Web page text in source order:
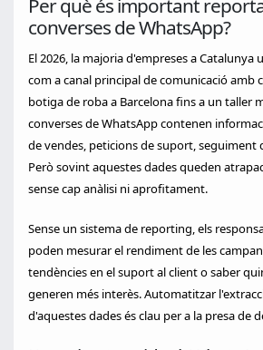
Per què és important
converses de WhatsApp?
El 2026, la majoria d'empreses a Catalunya
com a canal principal de comunicació amb
botiga de roba a Barcelona fins a un taller
converses de WhatsApp contenen
de vendes, peticions de suport, seguiment
Però sovint aquestes dades queden
sense cap anàlisi ni aprofitament.
Sense un sistema de reporting, els
poden mesurar el rendiment de les
tendències en el suport al client o saber
generen més interès. Automatitzar
d'aquestes dades és clau per a la presa de